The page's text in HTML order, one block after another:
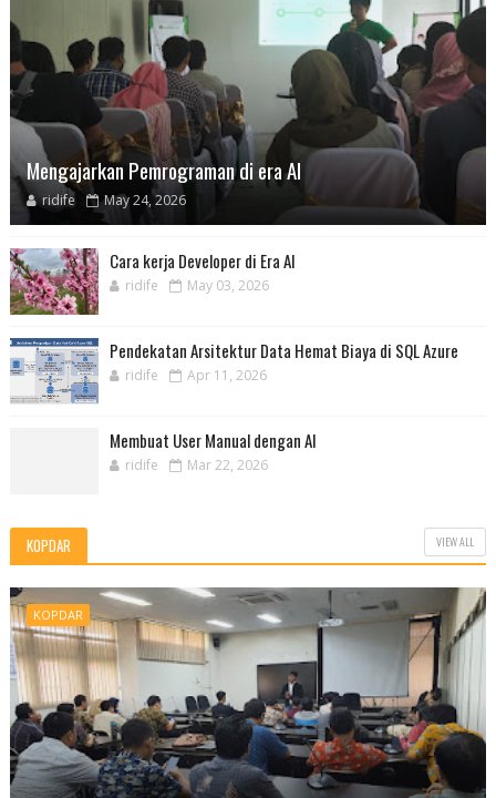
Mengajarkan Pemrograman di era AI
ridife May 24, 2026
Cara kerja Developer di Era AI
ridife May 03, 2026
Pendekatan Arsitektur Data Hemat Biaya di SQL Azure
ridife Apr 11, 2026
Membuat User Manual dengan AI
ridife Mar 22, 2026
KOPDAR VIEW ALL
KOPDAR